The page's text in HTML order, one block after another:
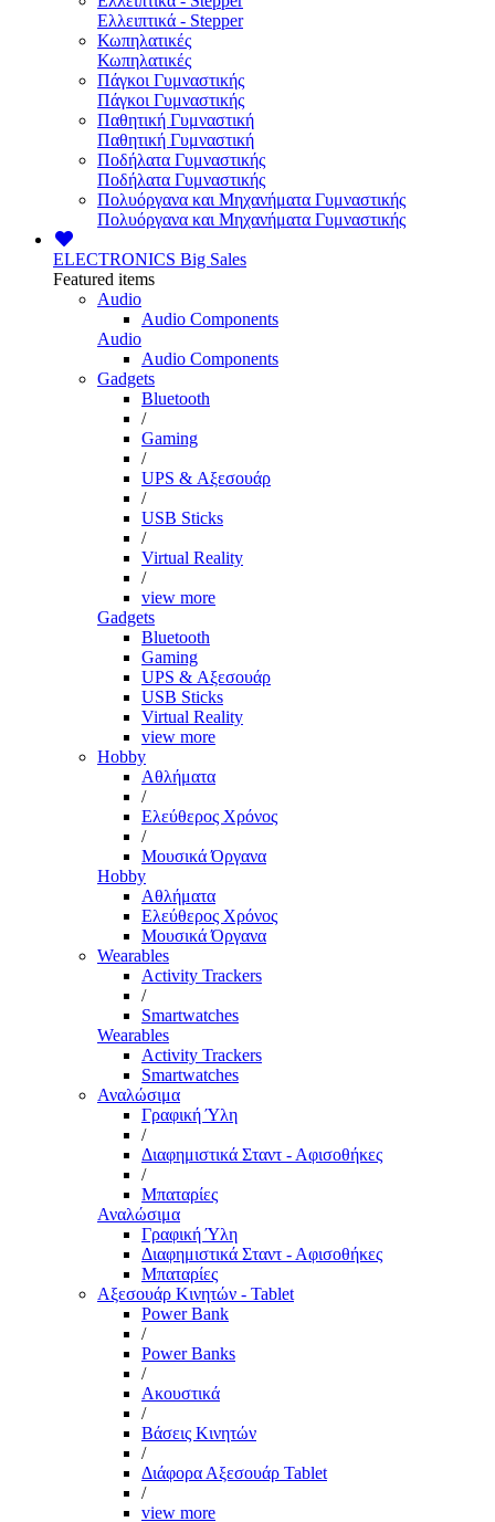
Ελλειπτικά - Stepper
Κωπηλατικές
Κωπηλατικές
Πάγκοι Γυμναστικής
Πάγκοι Γυμναστικής
Παθητική Γυμναστική
Παθητική Γυμναστική
Ποδήλατα Γυμναστικής
Ποδήλατα Γυμναστικής
Πολυόργανα και Μηχανήματα Γυμναστικής
Πολυόργανα και Μηχανήματα Γυμναστικής
ELECTRONICS Big Sales
Featured items
Audio
Audio Components
Audio
Audio Components
Gadgets
Bluetooth
/
Gaming
/
UPS & Αξεσουάρ
/
USB Sticks
/
Virtual Reality
/
view more
Gadgets
Bluetooth
Gaming
UPS & Αξεσουάρ
USB Sticks
Virtual Reality
view more
Hobby
Αθλήματα
/
Ελεύθερος Χρόνος
/
Μουσικά Όργανα
Hobby
Αθλήματα
Ελεύθερος Χρόνος
Μουσικά Όργανα
Wearables
Activity Trackers
/
Smartwatches
Wearables
Activity Trackers
Smartwatches
Αναλώσιμα
Γραφική Ύλη
/
Διαφημιστικά Σταντ - Αφισοθήκες
/
Μπαταρίες
Αναλώσιμα
Γραφική Ύλη
Διαφημιστικά Σταντ - Αφισοθήκες
Μπαταρίες
Αξεσουάρ Κινητών - Tablet
Power Bank
/
Power Banks
/
Ακουστικά
/
Βάσεις Κινητών
/
Διάφορα Αξεσουάρ Tablet
/
view more